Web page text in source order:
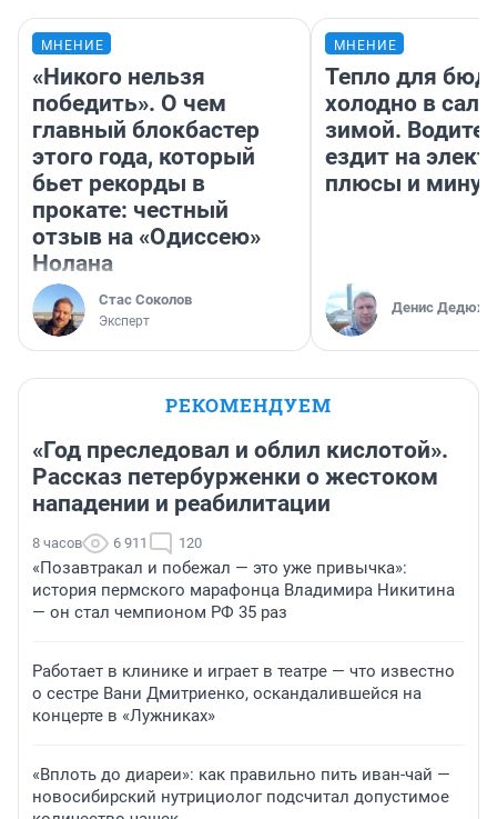
МНЕНИЕ
«Никого нельзя
победить». О чем
главный блокбастер
этого года, который
бьет рекорды в
прокате: честный
отзыв на «Одиссею»
Нолана
Стас Соколов
Эксперт
МНЕНИЕ
Тепло для
холодно в
зимой.
ездит на
плюсы и
Денис
РЕКОМЕНДУЕМ
«Год преследовал и облил кислотой».
Рассказ петербурженки о жестоком
нападении и реабилитации
8 часов 6 911 120
«Позавтракал и побежал — это уже привычка»:
история пермского марафонца Владимира Никитина
— он стал чемпионом РФ 35 раз
Работает в клинике и играет в театре — что известно
о сестре Вани Дмитриенко, оскандалившейся на
концерте в «Лужниках»
«Вплоть до диареи»: как правильно пить иван-чай —
новосибирский нутрициолог подсчитал допустимое